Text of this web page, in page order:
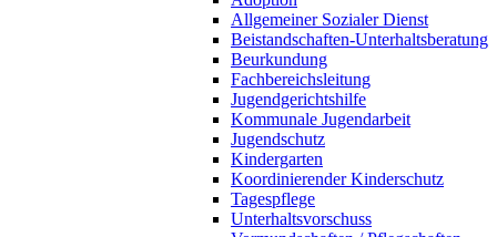
Allgemeiner Sozialer Dienst
Beistandschaften-Unterhaltsberatung
Beurkundung
Fachbereichsleitung
Jugendgerichtshilfe
Kommunale Jugendarbeit
Jugendschutz
Kindergarten
Koordinierender Kinderschutz
Tagespflege
Unterhaltsvorschuss